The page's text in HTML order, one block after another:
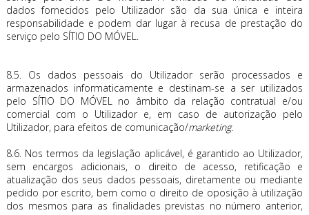
dados fornecidos pelo Utilizador são da sua única e inteira
responsabilidade e podem dar lugar à recusa de prestação do
serviço pelo SÍTIO DO MÓVEL.
8.5. Os dados pessoais do Utilizador serão processados e
armazenados informaticamente e destinam-se a ser utilizados
pelo SÍTIO DO MÓVEL no âmbito da relação contratual e/ou
comercial com o Utilizador e, em caso de autorização pelo
Utilizador, para efeitos de comunicação/marketing.
8.6. Nos termos da legislação aplicável, é garantido ao Utilizador,
sem encargos adicionais, o direito de acesso, retificação e
atualização dos seus dados pessoais, diretamente ou mediante
pedido por escrito, bem como o direito de oposição à utilização
dos mesmos para as finalidades previstas no número anterior,